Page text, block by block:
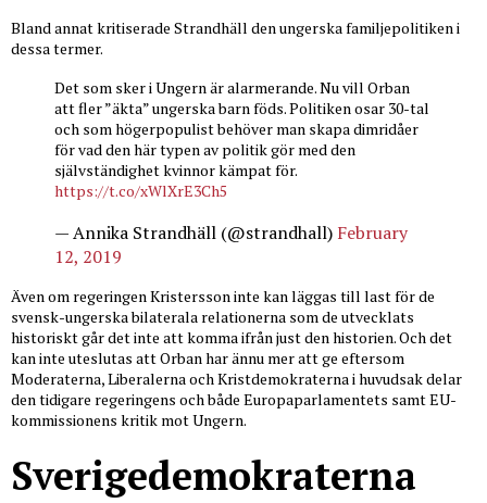
Bland annat kritiserade Strandhäll den ungerska familjepolitiken i
dessa termer.
Det som sker i Ungern är alarmerande. Nu vill Orban
att fler ”äkta” ungerska barn föds. Politiken osar 30-tal
och som högerpopulist behöver man skapa dimridåer
för vad den här typen av politik gör med den
självständighet kvinnor kämpat för.
https://t.co/xWlXrE3Ch5
— Annika Strandhäll (@strandhall) February
12, 2019
Även om regeringen Kristersson inte kan läggas till last för de
svensk-ungerska bilaterala relationerna som de utvecklats
historiskt går det inte att komma ifrån just den historien. Och det
kan inte uteslutas att Orban har ännu mer att ge eftersom
Moderaterna, Liberalerna och Kristdemokraterna i huvudsak delar
den tidigare regeringens och både Europaparlamentets samt EU-
kommissionens kritik mot Ungern.
Sverigedemokraterna